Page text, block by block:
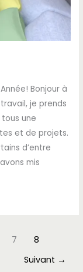
Année! Bonjour à
je prends
une
et de projets.
d’entre
mis
7
8
Suivant →